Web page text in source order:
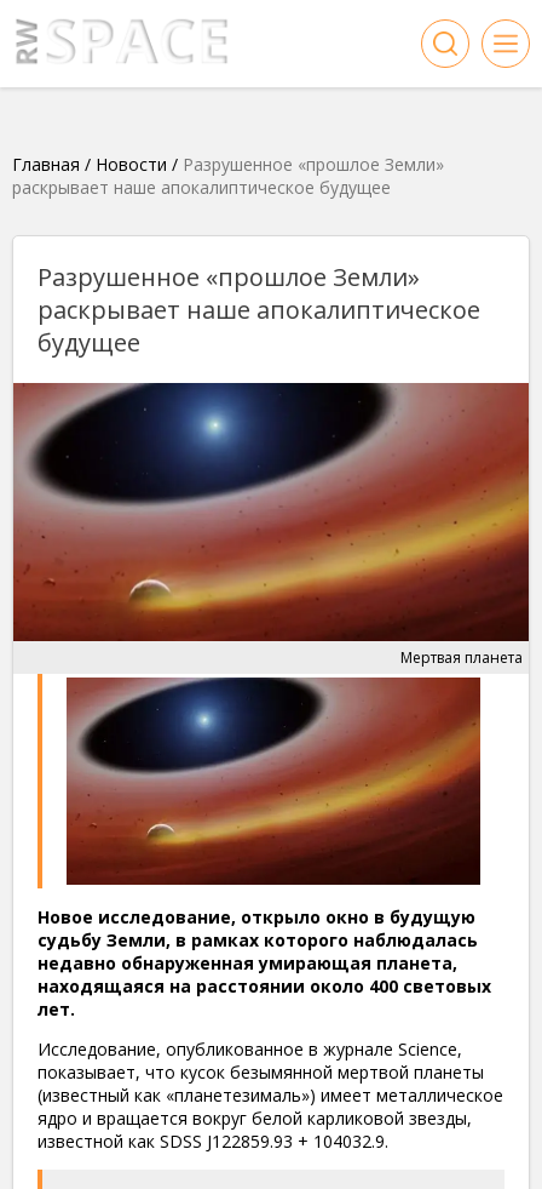
Главная / Новости / Разрушенное «прошлое Земли»
раскрывает наше апокалиптическое будущее
Разрушенное «прошлое Земли»
раскрывает наше апокалиптическое
будущее
Мертвая планета
Новое исследование, открыло окно в будущую
судьбу Земли, в рамках которого наблюдалась
недавно обнаруженная умирающая планета,
находящаяся на расстоянии около 400 световых
лет.
Исследование, опубликованное в журнале Science,
показывает, что кусок безымянной мертвой планеты
(известный как «планетезималь») имеет металлическое
ядро и вращается вокруг белой карликовой звезды,
известной как SDSS J122859.93 + 104032.9.